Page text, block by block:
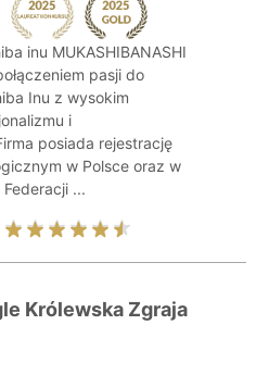
inu MUKASHIBANASHI
pasji do
Inu z wysokim
i
posiada rejestrację
w Polsce oraz w
...
Królewska Zgraja